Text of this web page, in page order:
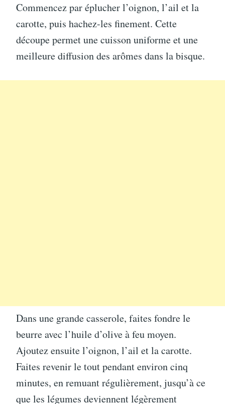
Commencez par éplucher l’oignon, l’ail et la
carotte, puis hachez-les finement. Cette
découpe permet une cuisson uniforme et une
meilleure diffusion des arômes dans la bisque.
Dans une grande casserole, faites fondre le
beurre avec l’huile d’olive à feu moyen.
Ajoutez ensuite l’oignon, l’ail et la carotte.
Faites revenir le tout pendant environ cinq
minutes, en remuant régulièrement, jusqu’à ce
que les légumes deviennent légèrement